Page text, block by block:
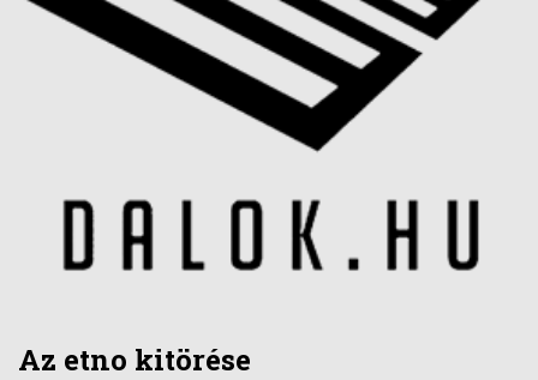
Az etno kitörése